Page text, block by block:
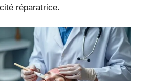
réparatrice.